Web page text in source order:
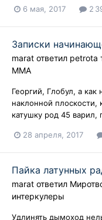
6 мая, 2017 2
Записки
marat ответил petrota
ММA
Георгий, Глобул, а
наклонной плоскости,
катушку род 45 варил,
28 апреля, 2017
Пайка латунных
marat ответил
интеркулеры
Удлинять дымоход